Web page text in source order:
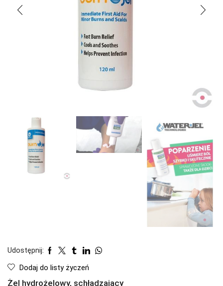
Udostępnij:
Dodaj do listy życzeń
Żel hydrożelowy, schładzający